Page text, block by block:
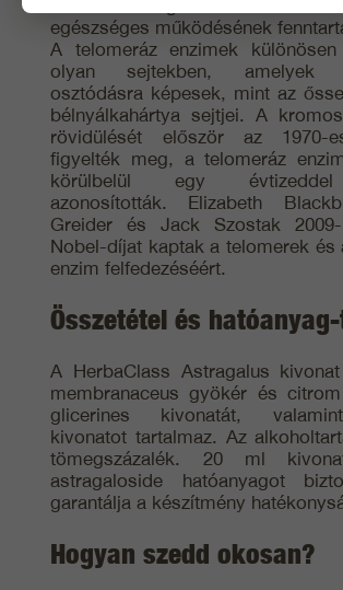
egészséges működésének
A telomeráz enzimek
olyan sejtekben, amelyek
osztódásra képesek, mint az
bélnyálkahártya sejtjei. A
rövidülését először az 1970-
figyelték meg, a telomeráz
körülbelül egy
azonosították. Elizabeth
Greider és Jack Szostak
Nobel-díjat kaptak a telomerek és
enzim felfedezéséért.
Összetétel és
A HerbaClass Astragalus
membranaceus gyökér és
glicerines kivonatát,
kivonatot tartalmaz. Az
tömegszázalék. 20 ml
astragaloside hatóanyagot
garantálja a készítmény
Hogyan szedd okosan?